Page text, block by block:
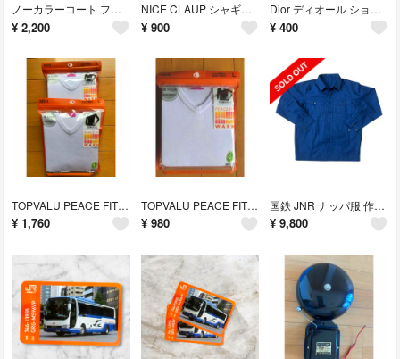
ノーカラーコート ファー付き ビジューボタン ベージュ ファー取り外し可能
¥ 2,200
NICE CLAUP シャギーニット プルオーバー ピンクパープル ラメ 長袖
¥ 900
Dior ディオール ショッパー 紙袋 リボン付き ホワイト
¥ 400
TOPVALU PEACE FIT WARM 9分袖Vネック L 2枚セット
¥ 1,760
TOPVALU PEACE FIT WARM 9分袖VネックTシャツ Lサイズ
¥ 980
国鉄 JNR ナッパ服 作業服 並2号 新品未使用 昭和期製造 デッドストック
¥ 9,800